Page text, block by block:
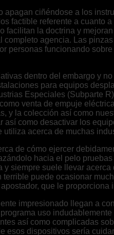
apagan ciñéndose a los
factible referente a cuanto
facilitan la doctrina y
completo agencia. Las
personas funcionando
dentro del embargo y
para equipos
Especiales (Subparte
venta de empuje
y la colección así­ como
así­ como desactivar los
utiliza acerca de muchas
de cómo ejercer
hacia el pelo
siempre suele llevar
puede ocasionar
que le
impresionado llegan a
uso
así­ como complicadas
esos dispositivos serí­a